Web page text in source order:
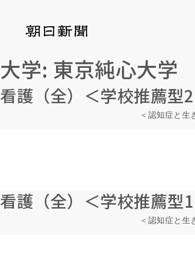
大学: 東京純心大学
看護（全）＜学校推薦型
＜認知症と生
看護（全）＜学校推薦型
＜認知症と生